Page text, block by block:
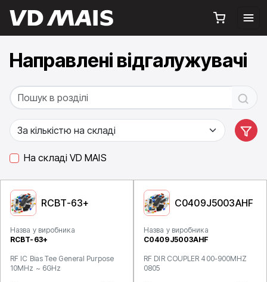
Направлені відгалужувачі
На складі VD MAIS
RCBT-63+
Назва у виробника
RCBT-63+
RF IC Bias Tee General Purpose
10MHz ~ 6GHz
C0409J5003AHF
Назва у виробника
C0409J5003AHF
RF DIR COUPLER 400-900MHZ
0805